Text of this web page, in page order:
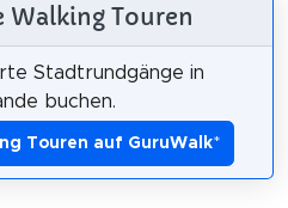
Walking Touren
Stadtrundgänge in
buchen.
Touren auf GuruWalk*